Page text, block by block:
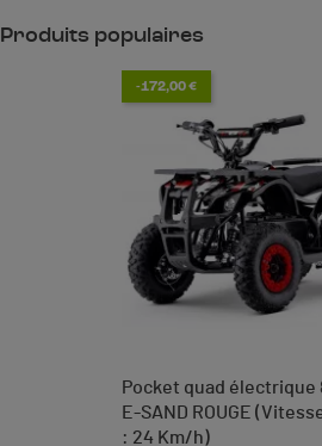
Produits populaires
-172,00 €
Pocket quad électrique
E-SAND ROUGE
: 24 Km/h)